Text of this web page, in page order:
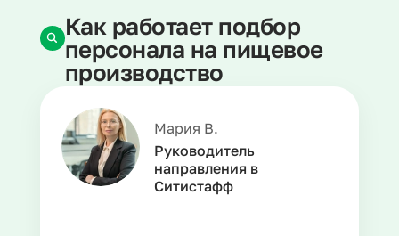
Мария В.
Руководитель
направления в
Ситистафф
Как работает подбор
персонала на пищевое
производство